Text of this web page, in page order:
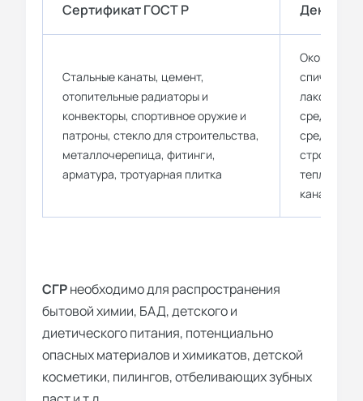
Сертификат ГОСТ Р
Стальные канаты, цемент,
отопительные радиаторы и
конвекторы, спортивное оружие и
патроны, стекло для строительства,
металлочерепица, фитинги,
арматура, тротуарная плитка
Оконные и
спички,
средства,
средства
СГРнеобходимо для распространения
бытовой химии, БАД, детского и
диетического питания, потенциально
опасных материалов и химикатов, детской
косметики, пилингов, отбеливающих зубных